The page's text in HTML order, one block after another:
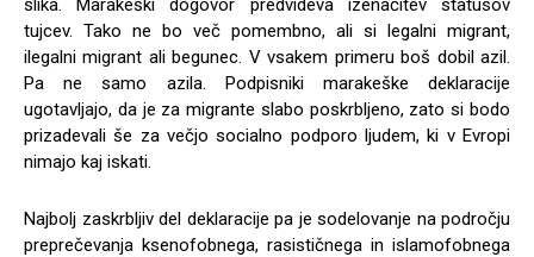
slika. Marakeški dogovor predvideva izenačitev statusov
tujcev. Tako ne bo več pomembno, ali si legalni migrant,
ilegalni migrant ali begunec. V vsakem primeru boš dobil azil.
Pa ne samo azila. Podpisniki marakeške deklaracije
ugotavljajo, da je za migrante slabo poskrbljeno, zato si bodo
prizadevali še za večjo socialno podporo ljudem, ki v Evropi
nimajo kaj iskati.
Najbolj zaskrbljiv del deklaracije pa je sodelovanje na področju
preprečevanja ksenofobnega, rasističnega in islamofobnega